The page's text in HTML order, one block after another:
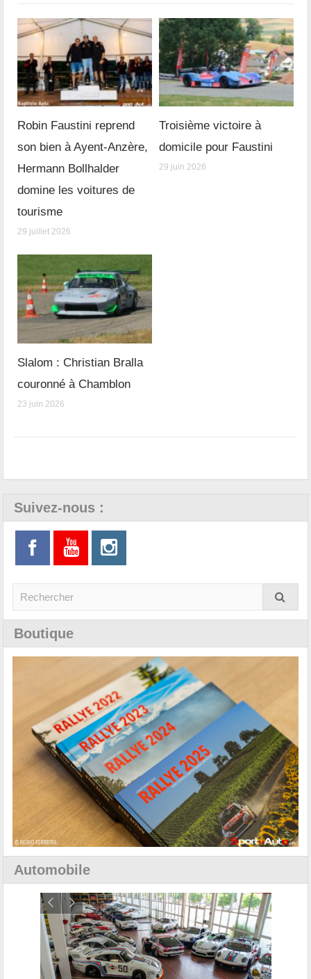
Robin Faustini reprend
son bien à Ayent-Anzère,
Hermann Bollhalder
domine les voitures de
tourisme
29 juillet 2026
Troisième victoire à
domicile pour Faustini
29 juin 2026
Slalom : Christian Bralla
couronné à Chamblon
23 juin 2026
Suivez-nous :
Boutique
Automobile